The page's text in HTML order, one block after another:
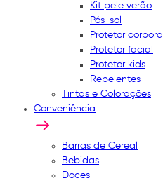
Kit pele verão
Pós-sol
Protetor corporal
Protetor facial
Protetor kids
Repelentes
Tintas e Colorações
Conveniência
Barras de Cereal
Bebidas
Doces